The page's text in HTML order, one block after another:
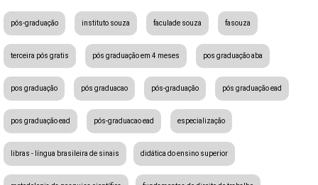
pós-graduação instituto souza faculade souza fasouza
terceira pós gratis pós graduação em 4 meses pos graduação aba
pos graduação pós graduacao pós-graduação pós graduação ead
pos graduação ead pós-graduacao ead especialização
libras - língua brasileira de sinais didática do ensino superior